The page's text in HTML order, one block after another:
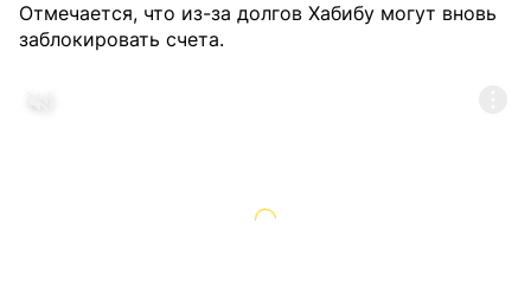
Отмечается, что из-за долгов Хабибу могут вновь
заблокировать счета.